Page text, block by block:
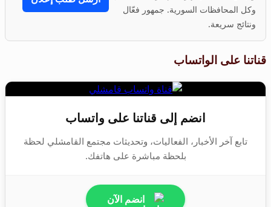
وكل المحافظات السورية. جمهور فعّال
ونتائج سريعة.
قناتنا على الواتساب
انضم إلى قناتنا على واتساب
تابع آخر الأخبار، الفعاليات، وتحديثات مجتمع القامشلي لحظة
بلحظة مباشرة على هاتفك.
انضم الآن